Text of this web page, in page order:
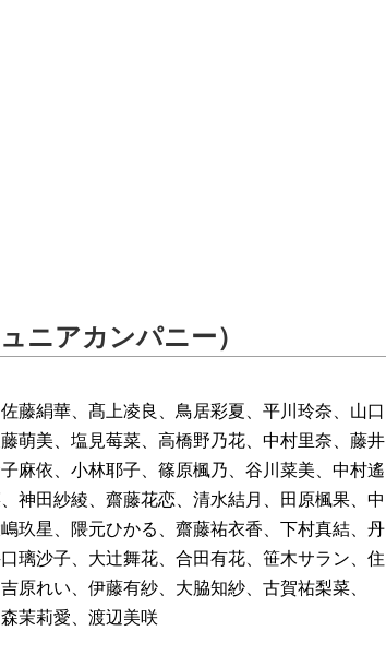
ニアカンパニー）
藤絹華、髙上凌良、鳥居彩夏、平川玲奈、山口
萌美、塩見莓菜、高橋野乃花、中村里奈、藤井
麻依、小林耶子、篠原楓乃、谷川菜美、中村遙
神田紗綾、齋藤花恋、清水結月、田原楓果、中
玖星、隈元ひかる、齋藤祐衣香、下村真結、丹
璃沙子、大辻舞花、合田有花、笹木サラン、住
原れい、伊藤有紗、大脇知紗、古賀祐梨菜、
茉莉愛、渡辺美咲